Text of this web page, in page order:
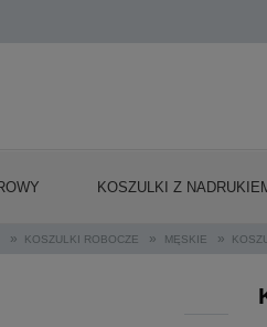
KOSZULKI Z
» KOSZULKI ROBOCZE » MĘSKIE »